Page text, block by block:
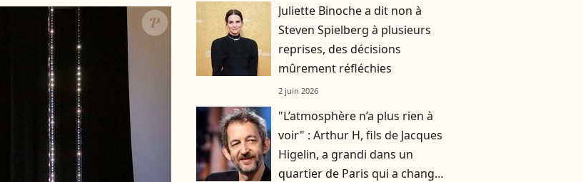
Juliette Binoche a dit non à
Steven Spielberg à plusieurs
reprises, des décisions
mûrement réfléchies
2 juin 2026
"L’atmosphère n’a plus rien à
voir" : Arthur H, fils de Jacques
Higelin, a grandi dans un
quartier de Paris qui a changé